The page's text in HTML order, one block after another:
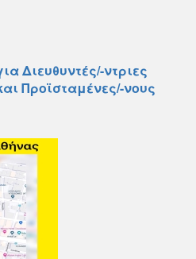
Διευθυντές/-ντριες
Προϊσταμένες/-νους